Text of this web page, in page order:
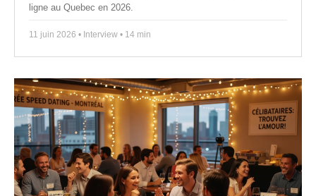
ligne au Quebec en 2026.
11 juin 2026 • Interview • 14 min